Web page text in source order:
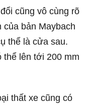
cũng vô cùng rõ
bản Maybach
thể là cửa sau.
thể lên tới 200 mm
thất xe cũng có